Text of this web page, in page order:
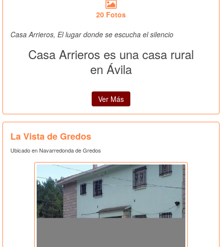
20 Fotos
Casa Arrieros, El lugar donde se escucha el silencio
Casa Arrieros es una casa rural
en Ávila
Ver Más
La Vista de Gredos
Ubicado en Navarredonda de Gredos